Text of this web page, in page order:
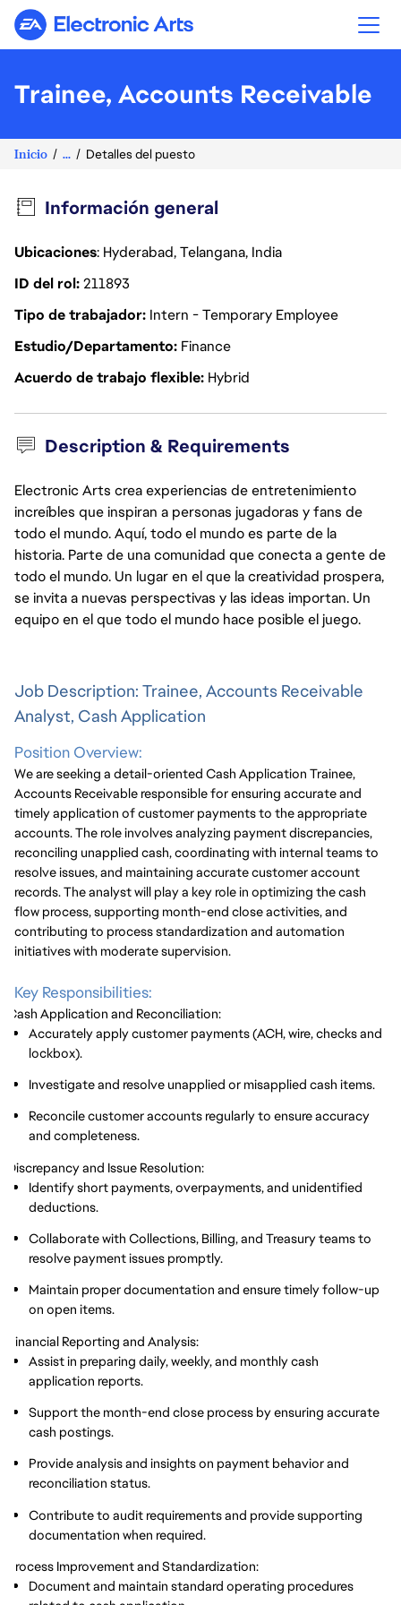
Electronic Arts
Trainee, Accounts Receivable
Inicio ... Detalles del puesto
Información general
Ubicaciones: Hyderabad, Telangana, India
ID del rol211893
Tipo de trabajador Intern - Temporary Employee
Estudio/Departamento Finance
Acuerdo de trabajo flexible Hybrid
Description & Requirements
Electronic Arts crea experiencias de entretenimiento
increíbles que inspiran a personas jugadoras y fans de
todo el mundo. Aquí, todo el mundo es parte de la
historia. Parte de una comunidad que conecta a gente de
todo el mundo. Un lugar en el que la creatividad prospera,
se invita a nuevas perspectivas y las ideas importan. Un
equipo en el que todo el mundo hace posible el juego.
Job Description: Trainee, Accounts Receivable
Analyst, Cash Application
Position Overview:
We are seeking a detail-oriented Cash Application Trainee,
Accounts Receivable responsible for ensuring accurate and
timely application of customer payments to the appropriate
accounts. The role involves analyzing payment discrepancies,
reconciling unapplied cash, coordinating with internal teams to
resolve issues, and maintaining accurate customer account
records. The analyst will play a key role in optimizing the cash
flow process, supporting month-end close activities, and
contributing to process standardization and automation
initiatives with moderate supervision.
Key Responsibilities:
Cash Application and Reconciliation:
Accurately apply customer payments (ACH, wire, checks and
lockbox).
Investigate and resolve unapplied or misapplied cash items.
Reconcile customer accounts regularly to ensure accuracy
and completeness.
Discrepancy and Issue Resolution:
Identify short payments, overpayments, and unidentified
deductions.
Collaborate with Collections, Billing, and Treasury teams to
resolve payment issues promptly.
Maintain proper documentation and ensure timely follow-up
on open items.
Financial Reporting and Analysis:
Assist in preparing daily, weekly, and monthly cash
application reports.
Support the month-end close process by ensuring accurate
cash postings.
Provide analysis and insights on payment behavior and
reconciliation status.
Contribute to audit requirements and provide supporting
documentation when required.
Process Improvement and Standardization:
Document and maintain standard operating procedures